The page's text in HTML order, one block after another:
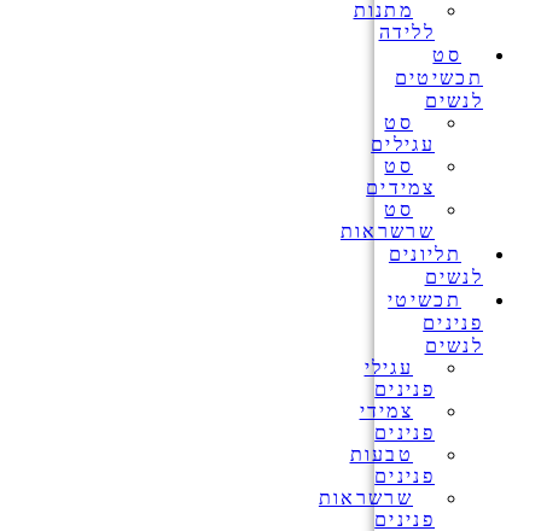
מתנות
ללידה
סט
תכשיטים
לנשים
סט
עגילים
סט
צמידים
סט
שרשראות
תליונים
לנשים
תכשיטי
פנינים
לנשים
עגילי
פנינים
צמידי
פנינים
טבעות
פנינים
שרשראות
פנינים